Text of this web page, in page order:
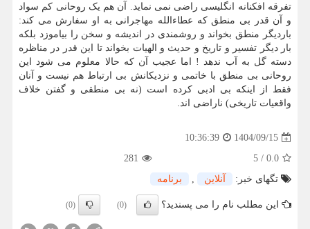
تفرقه افکنانه انگلیسی راضی نمی نماید. آن هم یک روحانی کم سواد
و آن قدر بی منطق که عطاءالله مهاجرانی به او سفارش می کند:
باردیگر منطق بخواند و روشمندی در اندیشه و سخن را بیاموزد بلکه
بار دیگر تفسیر و تاریخ و حدیث و الهیات بخواند تا این قدر در مناظره
دسته گل به آب ندهد ! اما عجیب آن که حالا معلوم می شود این
روحانی بی منطق با خاتمی و نزدیکانش بی ارتباط هم نیست و آنان
فقط از اینکه بی ادبی کرده است (نه بی منطقی و گفتن خلاف
واقعیات تاریخی) ناراضی اند.
1404/09/15
10:36:39
0.0
/
5
281
تگهای خبر:
آنلاین , برنامه
این مطلب نام را می پسندید؟ (0)
(0)